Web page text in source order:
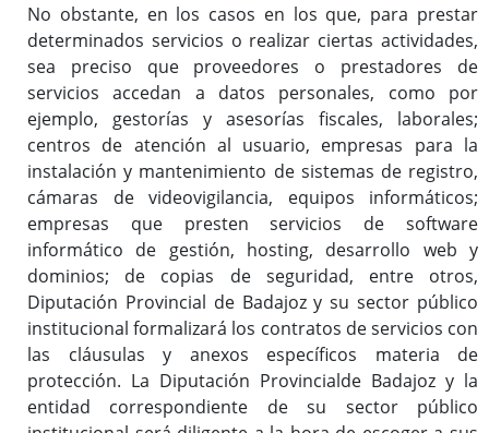
No obstante, en los casos en los que, para prestar
determinados servicios o realizar ciertas actividades,
sea preciso que proveedores o prestadores de
servicios accedan a datos personales, como por
ejemplo, gestorías y asesorías fiscales, laborales;
centros de atención al usuario, empresas para la
instalación y mantenimiento de sistemas de registro,
cámaras de videovigilancia, equipos informáticos;
empresas que presten servicios de software
informático de gestión, hosting, desarrollo web y
dominios; de copias de seguridad, entre otros,
Diputación Provincial de Badajoz y su sector público
institucional formalizará los contratos de servicios con
las cláusulas y anexos específicos materia de
protección. La Diputación Provincialde Badajoz y la
entidad correspondiente de su sector público